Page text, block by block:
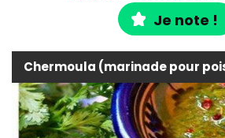
Je note !
Chermoula (marinade pour